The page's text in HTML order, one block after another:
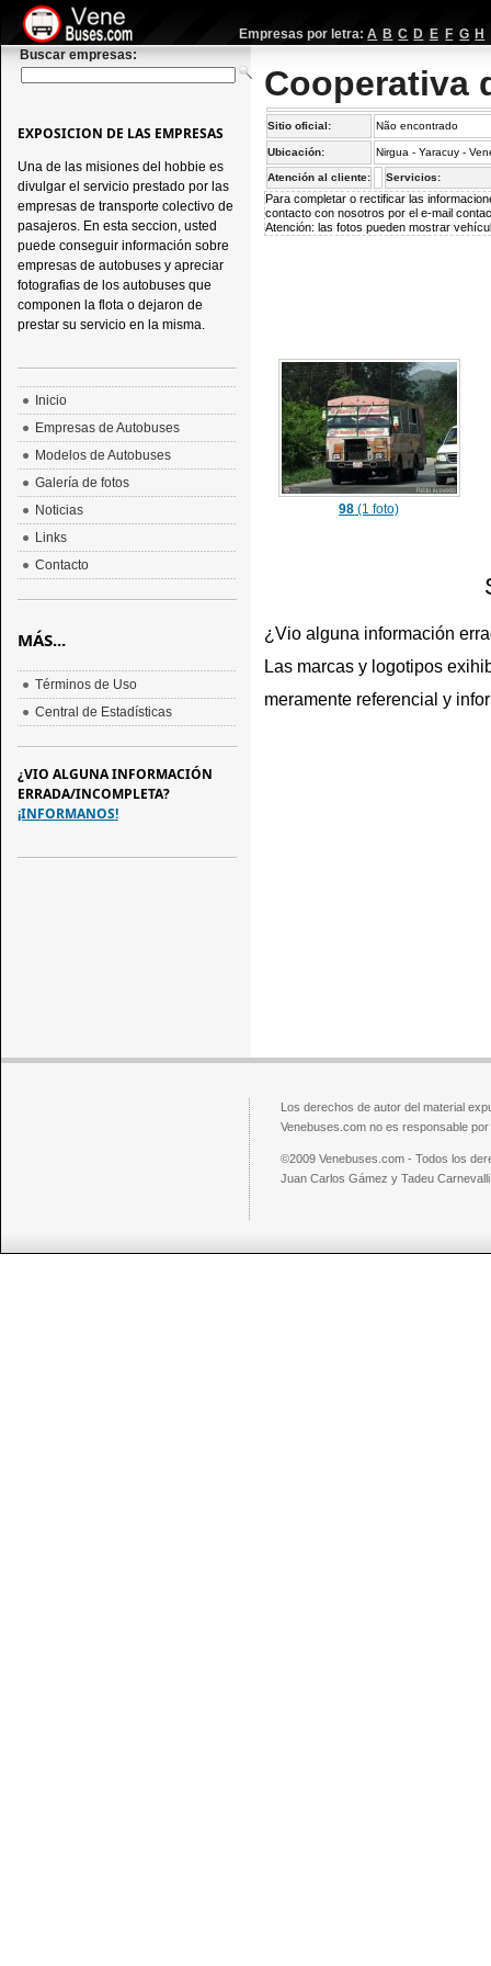
Empresas por letra: A B C D E F G H
Buscar empresas:
Cooperativa
Sitio oficial: Não encontrado
Ubicación: Nirgua - Yaracuy -
Atención al cliente: Servicios:
Para completar o rectificar las
contacto con nosotros por el e-mail
Atención: las fotos pueden mostrar
98 (1 foto)
¿Vio alguna información
Las marcas y logotipos
meramente referencial y
EXPOSICION DE LAS EMPRESAS
Una de las misiones del hobbie es
divulgar el servicio prestado por las
empresas de transporte colectivo de
pasajeros. En esta seccion, usted
puede conseguir información sobre
empresas de autobuses y apreciar
fotografias de los autobuses que
componen la flota o dejaron de
prestar su servicio en la misma.
Inicio
Empresas de Autobuses
Modelos de Autobuses
Galería de fotos
Noticias
Links
Contacto
MÁS...
Términos de Uso
Central de Estadísticas
¿VIO ALGUNA INFORMACIÓN
ERRADA/INCOMPLETA?
¡INFORMANOS!
Los derechos de autor del material
Venebuses.com no es responsable
©2009 Venebuses.com - Todos los
Juan Carlos Gámez y Tadeu Carnevalli